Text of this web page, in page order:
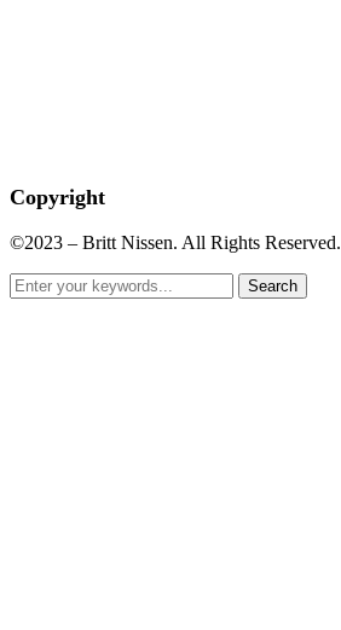
Copyright
©2023 – Britt Nissen. All Rights Reserved.